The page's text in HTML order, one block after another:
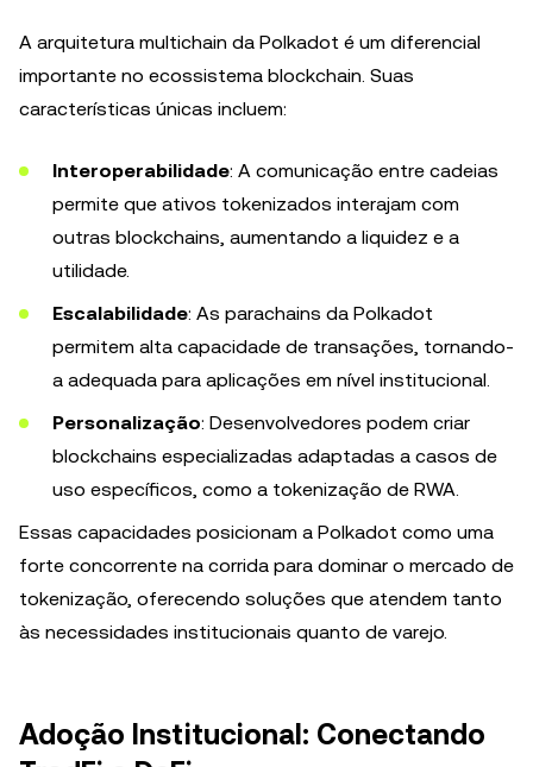
A arquitetura multichain da Polkadot é um diferencial
importante no ecossistema blockchain. Suas
características únicas incluem:
Interoperabilidade: A comunicação entre cadeias
permite que ativos tokenizados interajam com
outras blockchains, aumentando a liquidez e a
utilidade.
Escalabilidade: As parachains da Polkadot
permitem alta capacidade de transações, tornando-
a adequada para aplicações em nível institucional.
Personalização: Desenvolvedores podem criar
blockchains especializadas adaptadas a casos de
uso específicos, como a tokenização de RWA.
Essas capacidades posicionam a Polkadot como uma
forte concorrente na corrida para dominar o mercado de
tokenização, oferecendo soluções que atendem tanto
às necessidades institucionais quanto de varejo.
Adoção Institucional: Conectando